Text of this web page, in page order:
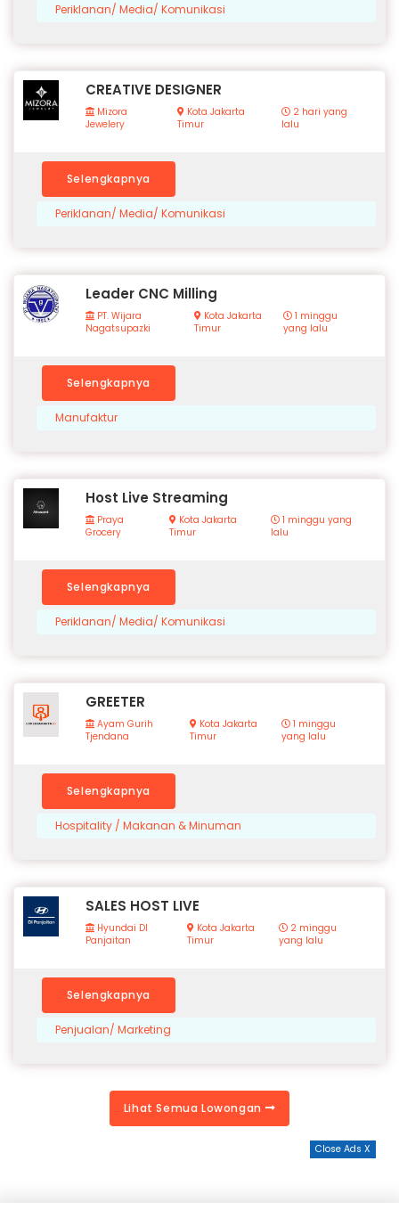
Periklanan/ Media/ Komunikasi
CREATIVE DESIGNER
Mizora
Jewelery
Kota Jakarta
Timur
2 hari yang
lalu
Selengkapnya
Periklanan/ Media/ Komunikasi
Leader CNC Milling
PT. Wijara
Nagatsupazki
Kota Jakarta
Timur
1 minggu
yang lalu
Selengkapnya
Manufaktur
Host Live Streaming
Praya
Grocery
Kota Jakarta
Timur
1 minggu yang
lalu
Selengkapnya
Periklanan/ Media/ Komunikasi
GREETER
Ayam Gurih
Tjendana
Kota Jakarta
Timur
1 minggu
yang lalu
Selengkapnya
Hospitality / Makanan & Minuman
SALES HOST LIVE
Hyundai DI
Panjaitan
Kota Jakarta
Timur
2 minggu
yang lalu
Selengkapnya
Penjualan/ Marketing
Lihat Semua Lowongan
Close Ads X